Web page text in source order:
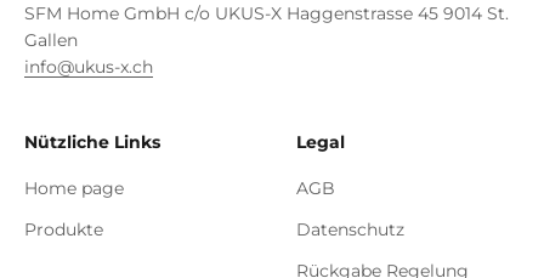
SFM Home GmbH c/o UKUS-X Haggenstrasse 45 9014 St.
Gallen
info@ukus-x.ch
Nützliche Links
Home page
Produkte
Legal
AGB
Datenschutz
Rückgabe Regelung